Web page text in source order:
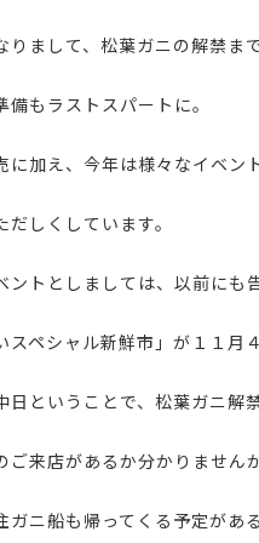
りまして、松葉ガニの解禁ま
備もラストスパートに。
に加え、今年は様々なイベン
だしくしています。
ントとしましては、以前にも
スペシャル新鮮市」が１１月
日ということで、松葉ガニ解
ご来店があるか分かりませんが
ガニ船も帰ってくる予定があ